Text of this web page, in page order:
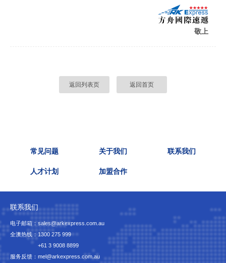
敬上
返回列表页 返回首页
常见问题 关于我们 联系我们
人才计划 加盟合作
联系我们
电子邮箱：sales@arkexpress.com.au
全澳热线： 1300 275 999
+61 3 9008 8899
服务反馈：mel@arkexpress.com.au